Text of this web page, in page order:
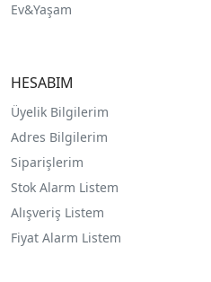
Ev&Yaşam
HESABIM
Üyelik Bilgilerim
Adres Bilgilerim
Siparişlerim
Stok Alarm Listem
Alışveriş Listem
Fiyat Alarm Listem